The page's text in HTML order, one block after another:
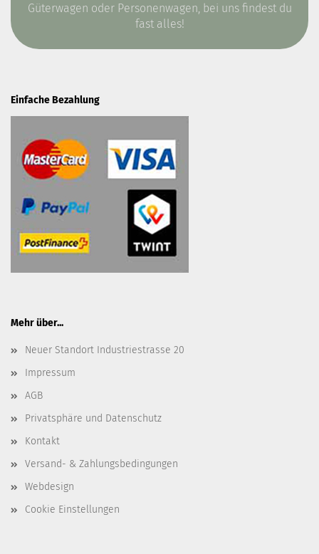
Güterwagen oder Personenwagen, bei uns findest du
fast alles!
Einfache Bezahlung
Mehr über...
Neuer Standort Industriestrasse 20
Impressum
AGB
Privatsphäre und Datenschutz
Kontakt
Versand- & Zahlungsbedingungen
Webdesign
Cookie Einstellungen